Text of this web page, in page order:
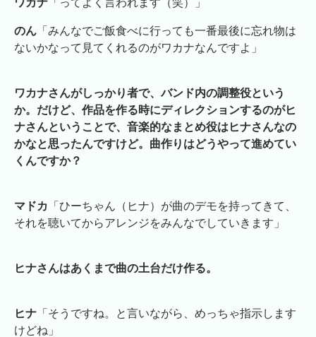
のん 「みんなでご飯食べに行っても一番最後に忘れ物は
ないかなって見てくれるのがワカナなんですよ」
ワカナさんがしっかり者で、バンド内の調整役という
か。だけど、作品を作る時にディレクションするのがヒ
ナさんということで、音楽的なまとめ役はヒナさんなの
かなと思ったんですけど。曲作りはどうやって進めてい
くんですか？
マドカ
「ひーちゃん（ヒナ）が曲のデモを持ってきて、
それを聴いてからアレンジをみんなでしていきます」
ヒナさんはあくまで曲の土台だけ作る。
ヒナ 「そうですね。と言いながら、めっちゃ指示します
けどね」